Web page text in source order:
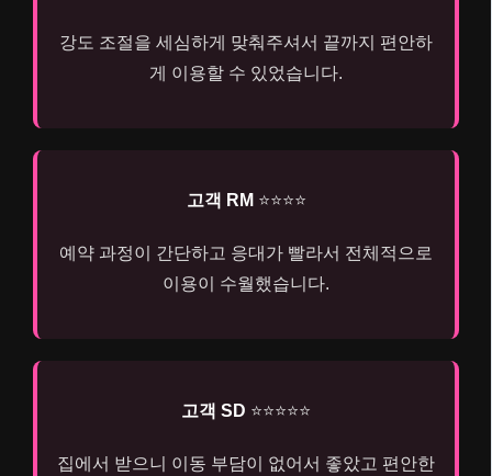
강도 조절을 세심하게 맞춰주셔서 끝까지 편안하
게 이용할 수 있었습니다.
고객 RM ⭐⭐⭐⭐
예약 과정이 간단하고 응대가 빨라서 전체적으로
이용이 수월했습니다.
고객 SD ⭐⭐⭐⭐⭐
집에서 받으니 이동 부담이 없어서 좋았고 편안한